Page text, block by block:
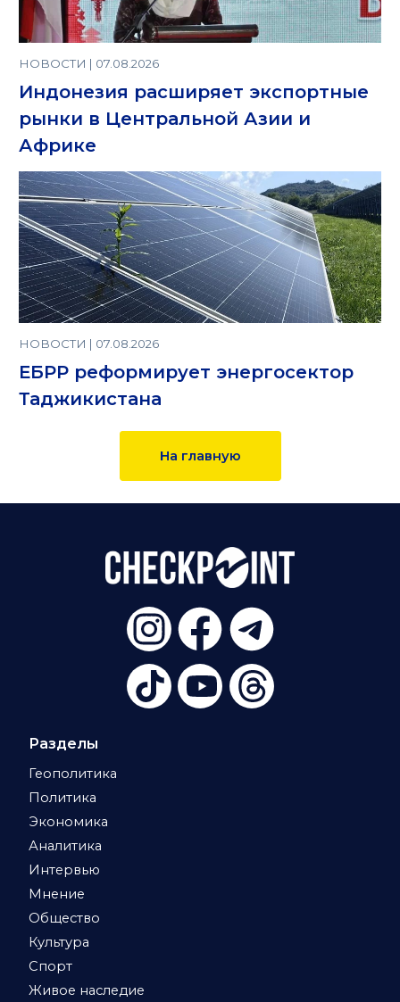
НОВОСТИ | 07.08.2026
Индонезия расширяет экспортные
рынки в Центральной Азии и
Африке
НОВОСТИ | 07.08.2026
ЕБРР реформирует энергосектор
Таджикистана
На главную
Разделы
Геополитика
Политика
Экономика
Аналитика
Интервью
Мнение
Общество
Культура
Спорт
Живое наследие